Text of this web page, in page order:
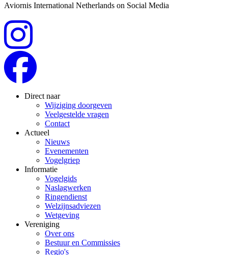
Aviornis International Netherlands on Social Media
Direct naar
Wijziging doorgeven
Veelgestelde vragen
Contact
Actueel
Nieuws
Evenementen
Vogelgriep
Informatie
Vogelgids
Naslagwerken
Ringendienst
Welzijnsadviezen
Wetgeving
Vereniging
Over ons
Bestuur en Commissies
Regio's